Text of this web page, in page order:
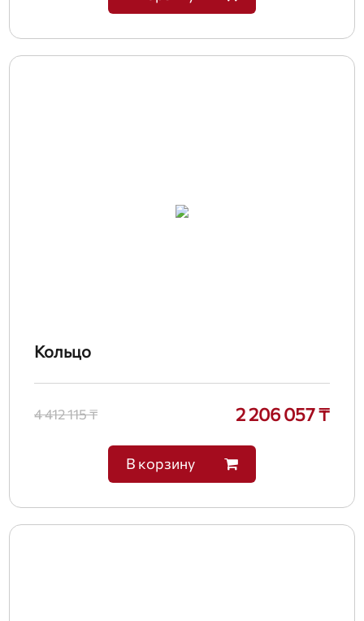
Кольцо
4 412 115 ₸ 2 206 057 ₸
В корзину